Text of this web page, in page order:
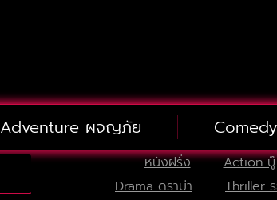
Adventure ผจญภัย
หนังฝรั่ง Action บู๊
Drama ดราม่า
Thriller